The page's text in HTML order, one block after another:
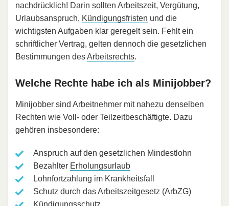
nachdrücklich! Darin sollten Arbeitszeit, Vergütung,
Urlaubsanspruch, Kündigungsfristen und die
wichtigsten Aufgaben klar geregelt sein. Fehlt ein
schriftlicher Vertrag, gelten dennoch die gesetzlichen
Bestimmungen desArbeitsrechts.
Welche Rechte habe ich als Minijobber?
Minijobber sind Arbeitnehmer mit nahezu denselben
Rechten wie Voll- oder Teilzeitbeschäftigte. Dazu
gehören insbesondere:
Anspruch auf den gesetzlichen Mindestlohn
Bezahlter Erholungsurlaub
Lohnfortzahlung im Krankheitsfall
Schutz durch das Arbeitszeitgesetz (ArbZG)
Kündigungsschutz